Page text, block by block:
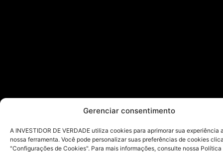
Gerenciar consentimento
A INVESTIDOR DE VERDADE utiliza cookies para aprimorar sua experiência
nossa ferramenta. Você pode personalizar suas preferências de cookies
"Configurações de Cookies". Para mais informações, consulte nossa Política